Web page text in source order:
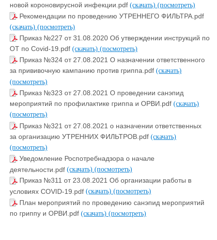
новой короновирусной инфекции.pdf (скачать) (посмотреть)
Рекомендации по проведению УТРЕННЕГО ФИЛЬТРА.pdf
(скачать) (посмотреть)
Приказ №227 от 31.08.2020 Об утверждении инструкций по
ОТ по Covid-19.pdf (скачать) (посмотреть)
Приказ №324 от 27.08.2021 О назначении ответственного
за прививочную кампанию против гриппа.pdf (скачать)
(посмотреть)
Приказ №323 от 27.08.2021 О проведении санэпид
мероприятий по профилактике гриппа и ОРВИ.pdf (скачать)
(посмотреть)
Приказ №321 от 27.08.2021 о назначении ответственных
за организацию УТРЕННИХ ФИЛЬТРОВ.pdf (скачать)
(посмотреть)
Уведомление Роспотребнадзора о начале
деятельности.pdf (скачать) (посмотреть)
Приказ №311 от 23.08.2021 Об организации работы в
условиях COVID-19.pdf (скачать) (посмотреть)
План мероприятий по проведению санэпид мероприятий
по гриппу и ОРВИ.pdf (скачать) (посмотреть)